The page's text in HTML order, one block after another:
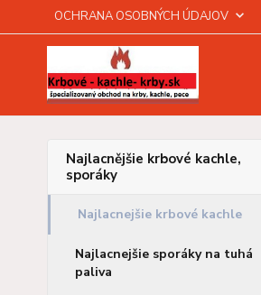
OCHRANA OSOBNÝCH ÚDAJOV
Najlacnějšie krbové kachle,
sporáky
Najlacnejšie krbové kachle
Najlacnejšie sporáky na tuhá
paliva